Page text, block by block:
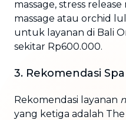
massage, stress release
massage atau orchid
untuk layanan di Bali
sekitar Rp600.000.
3. Rekomendasi
Rekomendasi layanan
yang ketiga adalah